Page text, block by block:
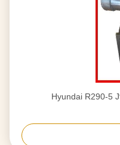
Hyundai R290-5